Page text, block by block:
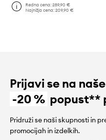
Redna cena:289,90 €
Najnižja cena:209,90 €
Prijavi se na
-20 % popust**
Pridruži se naši skupnosti in
promocijah in izdelkih.